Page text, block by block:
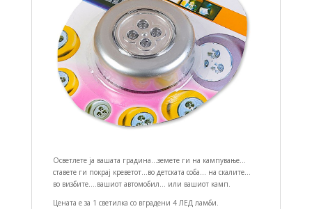
Осветлете ја вашата градина…земете ги на кампување…
ставете ги покрај креветот…во детската соба… на скалите…
во визбите….вашиот автомобил… или вашиот камп.
Цената е за 1 светилка со вградени 4 ЛЕД ламби.